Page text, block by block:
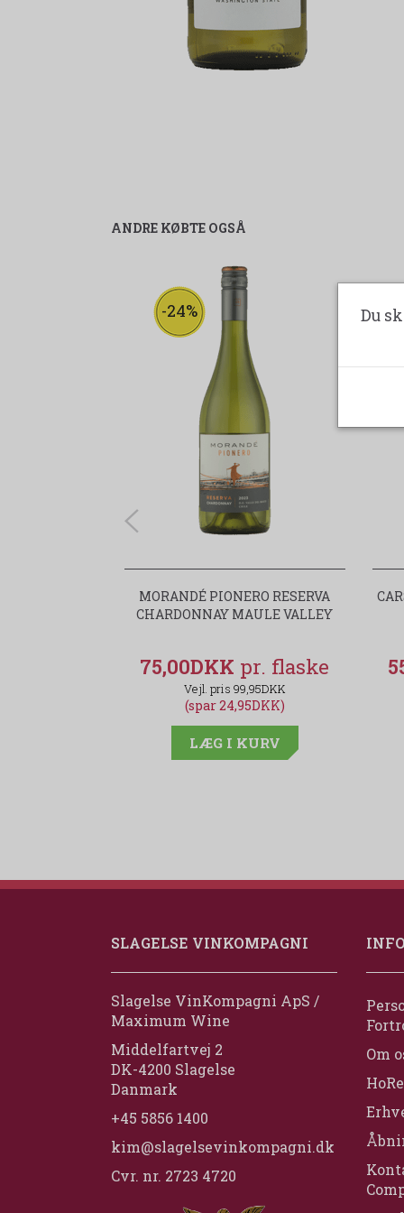
ANDRE KØBTE OGSÅ
-24%
MORANDÉ PIONERO RESERVA
CHARDONNAY MAULE VALLEY
75,00DKK
99,95DKK
(spar 24,95DKK)
LÆG I KURV
SLAGELSE VINKOMPAGNI
Slagelse VinKompagni ApS /
Maximum Wine
Middelfartvej 2
DK-4200 Slagelse
Danmark
+45 5856 1400
kim@slagelsevinkompagni.dk
Cvr. nr. 2723 4720
Om
Du